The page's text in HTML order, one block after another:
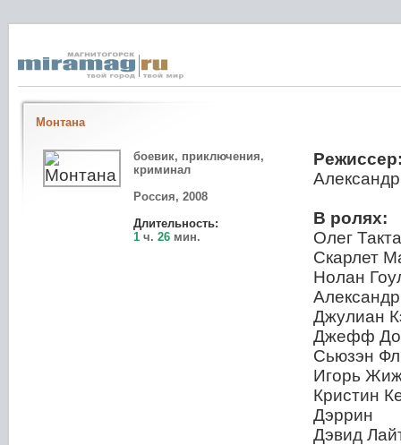
Монтана
боевик, приключения,
криминал
Россия, 2008
Длительность:
1 ч. 26 мин.
В ролях:
Олег
Скарлет
Нолан
Джулиан
Джефф
Сьюзэн
Игорь
Кристин
Дэррин
Дэвид